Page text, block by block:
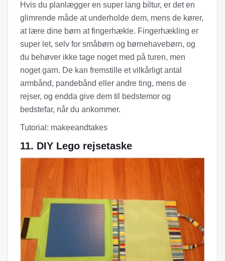
Hvis du planlægger en super lang biltur, er det en
glimrende måde at underholde dem, mens de kører,
at lære dine børn at fingerhækle. Fingerhækling er
super let, selv for småbørn og børnehavebørn, og
du behøver ikke tage noget med på turen, men
noget garn. De kan fremstille et vilkårligt antal
armbånd, pandebånd eller andre ting, mens de
rejser, og endda give dem til bedstemor og
bedstefar, når du ankommer.
Tutorial: makeeandtakes
11. DIY Lego rejsetaske